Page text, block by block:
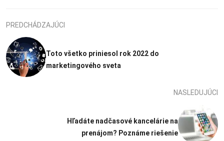
PREDCHÁDZAJÚCI
Toto všetko priniesol rok 2022 do
marketingového sveta
NASLEDUJÚCI
Hľadáte nadčasové kancelárie na
prenájom? Poznáme riešenie